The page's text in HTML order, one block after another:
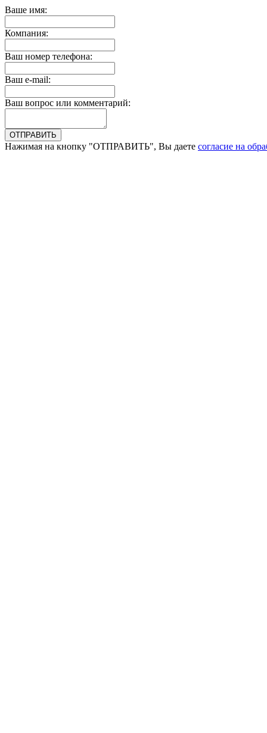
Ваше имя:
Компания:
Ваш номер телефона:
Ваш e-mail:
Ваш вопрос или комментарий:
Нажимая на кнопку "ОТПРАВИТЬ", Вы даете согласие на